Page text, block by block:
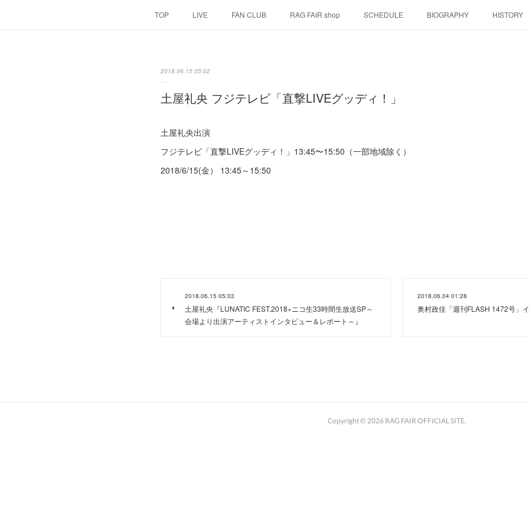
TOP LIVE FAN CLUB RAG FAIR shop SCHEDULE BIOGRAPHY HISTORY
2018.06.15 05:02
土屋礼央 フジテレビ「直撃LIVEグッディ！」
土屋礼央出演
フジテレビ「直撃LIVEグッディ！」13:45〜15:50（一部地域除く）
2018/6/15(金） 13:45～15:50
2018.06.15 05:03
土屋礼央『LUNATIC FEST.2018×ニコ生33時間生放送SP～
会場より出演アーティストインタビュー＆レポート～』
2018.06.04 01:28
奥村政佳「週刊FLASH 1472号」
Copyright © 2026 RAG FAIR OFFICIAL SITE.